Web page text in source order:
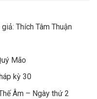
Thích Tâm Thuận
Mão
kỳ 30
Âm – Ngày thứ 2